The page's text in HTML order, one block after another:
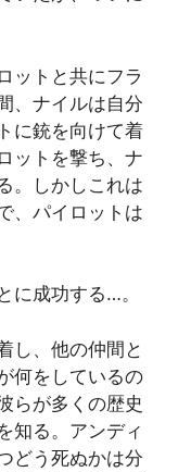
ットと共にフラ
、ナイルは自分
に銃を向けて着
ットを撃ち、ナ
。しかしこれは
、パイロットは
に成功する…。
し、他の仲間と
何をしているの
らが多くの歴史
知る。アンディ
どう死ぬかは分